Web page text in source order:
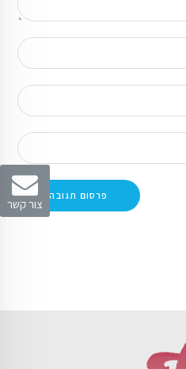
צור קשר